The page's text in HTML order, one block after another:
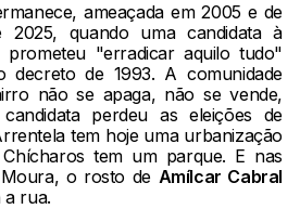
ameaçada em 2005 e de
quando uma candidata à
prometeu "erradicar aquilo tudo"
decreto de 1993. A comunidade
não se apaga, não se vende,
perdeu as eleições de
tem hoje uma urbanização
tem um parque. E nas
o rosto de Amílcar Cabral
rua.